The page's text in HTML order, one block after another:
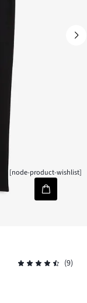
[node-product-wishlist]
(9)